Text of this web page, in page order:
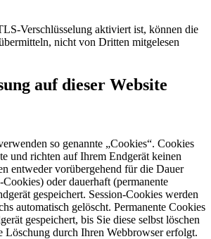
Verschlüsselung aktiviert ist, können die
nicht von Dritten mitgelesen
auf dieser Website
so genannte „Cookies“. Cookies
und richten auf Ihrem Endgerät keinen
entweder vorübergehend für die Dauer
oder dauerhaft (permanente
gespeichert. Session-Cookies werden
automatisch gelöscht. Permanente Cookies
gespeichert, bis Sie diese selbst löschen
Löschung durch Ihren Webbrowser erfolgt.